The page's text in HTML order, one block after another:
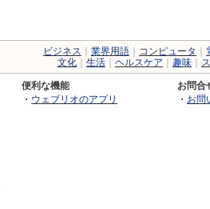
ビジネス 業界用語 コンピュータ
文化
生活 ヘルスケア 趣味
便利な機能
・ ウェブリオのアプリ
お問合
・ お問